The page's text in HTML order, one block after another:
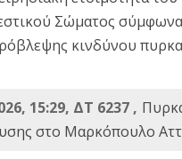
Σώματος
κινδύνου
15:29, ΔΤ 6237 ,
στο Μαρκόπουλο